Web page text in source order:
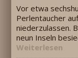
Vor etwa
Perlentaucher
niederzulassen.
neun Inseln
Weiterlesen